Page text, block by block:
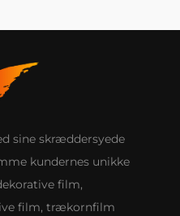
sine skræddersyede
kundernes unikke
film,
film, trækornfilm